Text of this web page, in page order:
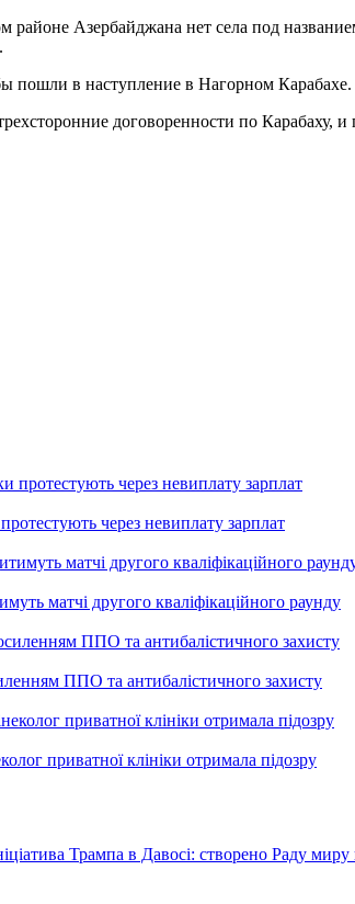
районе Азербайджана нет села под
пошли в наступление в Нагорном
договоренности по Карабаху, и
через невиплату зарплат
матчі другого кваліфікаційного раунду
ППО та антибалістичного захисту
приватної клініки отримала підозру
Трампа в Давосі: створено Раду